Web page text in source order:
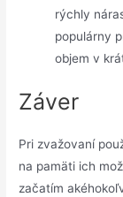
rýchly
populárny
objem v
Záver
Pri zvažovaní
na pamäti ich
začatím